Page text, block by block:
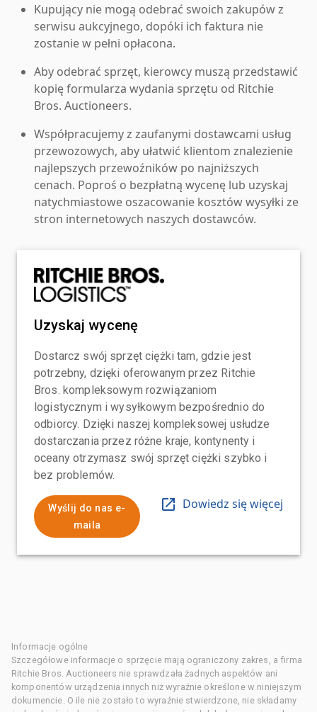
Kupujący nie mogą odebrać swoich zakupów z
serwisu aukcyjnego, dopóki ich faktura nie
zostanie w pełni opłacona.
Aby odebrać sprzęt, kierowcy muszą przedstawić
kopię formularza wydania sprzętu od Ritchie
Bros. Auctioneers.
Współpracujemy z zaufanymi dostawcami usług
przewozowych, aby ułatwić klientom znalezienie
najlepszych przewoźników po najniższych
cenach. Poproś o bezpłatną wycenę lub uzyskaj
natychmiastowe oszacowanie kosztów wysyłki ze
stron internetowych naszych dostawców.
Uzyskaj wycenę
Dostarcz swój sprzęt ciężki tam, gdzie jest
potrzebny, dzięki oferowanym przez Ritchie
Bros. kompleksowym rozwiązaniom
logistycznym i wysyłkowym bezpośrednio do
odbiorcy. Dzięki naszej kompleksowej usłudze
dostarczania przez różne kraje, kontynenty i
oceany otrzymasz swój sprzęt ciężki szybko i
bez problemów.
Wyślij do nas e-
maila
Dowiedz się więcej
Informacje ogólne
Szczegółowe informacje o sprzęcie mają ograniczony zakres, a firma
Ritchie Bros. Auctioneers nie sprawdzała żadnych aspektów ani
komponentów urządzenia innych niż wyraźnie określone w niniejszym
dokumencie. O ile nie zostało to wyraźnie stwierdzone, nie składamy